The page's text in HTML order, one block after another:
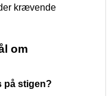
krævende
om
på stigen?